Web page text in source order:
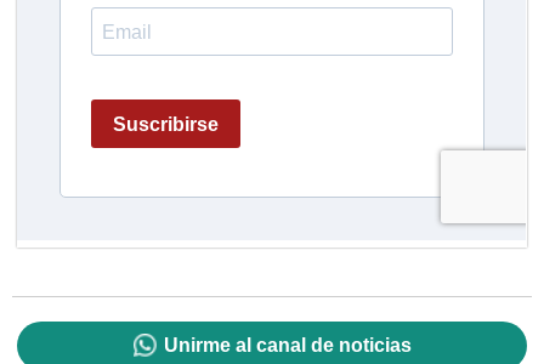
Unirme al canal de noticias